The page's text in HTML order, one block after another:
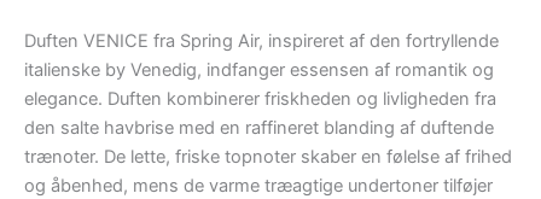
Duften VENICE fra Spring Air, inspireret af den fortryllende
italienske by Venedig, indfanger essensen af romantik og
elegance. Duften kombinerer friskheden og livligheden fra
den salte havbrise med en raffineret blanding af duftende
trænoter. De lette, friske topnoter skaber en følelse af frihed
og åbenhed, mens de varme træagtige undertoner tilføjer